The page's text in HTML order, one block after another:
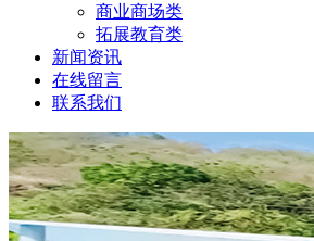
商业商场类
拓展教育类
新闻资讯
在线留言
联系我们